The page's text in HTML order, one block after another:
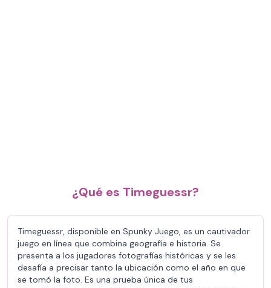
¿Qué es Timeguessr?
Timeguessr, disponible en Spunky Juego, es un cautivador
juego en línea que combina geografía e historia. Se
presenta a los jugadores fotografías históricas y se les
desafía a precisar tanto la ubicación como el año en que
se tomó la foto. Es una prueba única de tus